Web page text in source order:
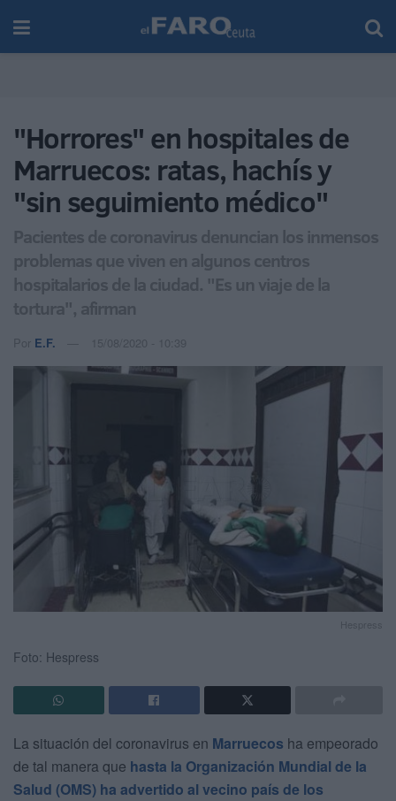
"Horrores" en hospitales de
Marruecos: ratas, hachís y
"sin seguimiento médico"
Pacientes de coronavirus denuncian los inmensos
problemas que viven en algunos centros
hospitalarios de la ciudad. "Es un viaje de la
tortura", afirman
Por E.F. 15/08/2020 - 10:39
Hespress
Foto: Hespress
La situación del coronavirus en Marruecos ha empeorado
de tal manera que hasta la Organización Mundial de la
Salud (OMS) ha advertido al vecino país de los